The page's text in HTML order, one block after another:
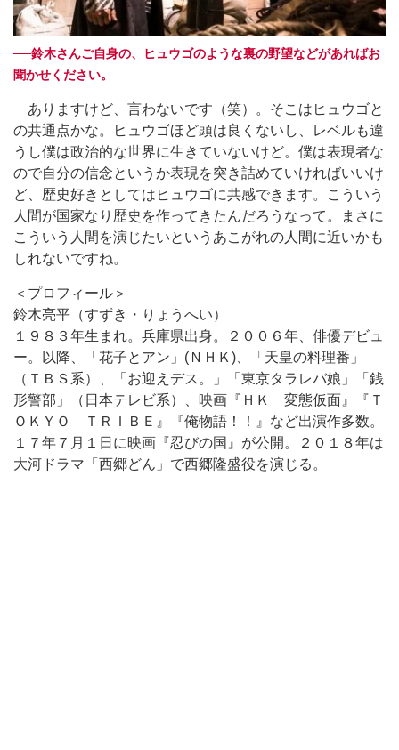
──鈴木さんご自身の、ヒュウゴのような裏の野望などがあればお
聞かせください。
ありますけど、言わないです（笑）。そこはヒュウゴと
の共通点かな。ヒュウゴほど頭は良くないし、レベルも違
うし僕は政治的な世界に生きていないけど。僕は表現者な
ので自分の信念というか表現を突き詰めていければいいけ
ど、歴史好きとしてはヒュウゴに共感できます。こういう
人間が国家なり歴史を作ってきたんだろうなって。まさに
こういう人間を演じたいというあこがれの人間に近いかも
しれないですね。
＜プロフィール＞
鈴木亮平（すずき・りょうへい）
１９８３年生まれ。兵庫県出身。２００６年、俳優デビュ
ー。以降、「花子とアン」(ＮＨＫ)、「天皇の料理番」
（ＴＢＳ系）、「お迎えデス。」「東京タラレバ娘」「銭
形警部」（日本テレビ系）、映画『ＨＫ 変態仮面』『Ｔ
ＯＫＹＯ ＴＲＩＢＥ』『俺物語！！』など出演作多数。
１７年７月１日に映画『忍びの国』が公開。２０１８年は
大河ドラマ「西郷どん」で西郷隆盛役を演じる。